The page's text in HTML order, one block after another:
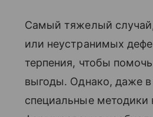
Самый тяжелый случай,
или неустранимых
терпения, чтобы
выгоды. Однако, даже в
специальные методики